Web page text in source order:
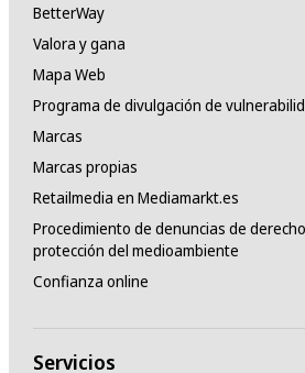
BetterWay
Valora y gana
Mapa Web
Programa de divulgación de
Marcas
Marcas propias
Retailmedia en Mediamarkt.es
Procedimiento de denuncias de
protección del medioambiente
Confianza online
Servicios